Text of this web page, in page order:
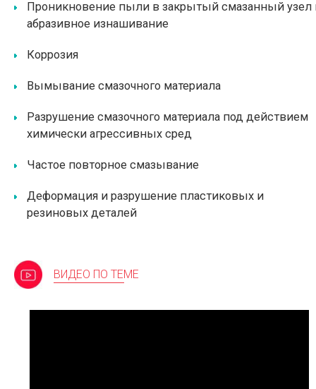
Проникновение пыли в закрытый смазанный узел
абразивное изнашивание
Коррозия
Вымывание смазочного материала
Разрушение смазочного материала под действием
химически агрессивных сред
Частое повторное смазывание
Деформация и разрушение пластиковых и
резиновых деталей
ВИДЕО ПО ТЕМЕ